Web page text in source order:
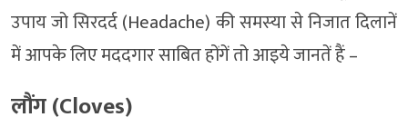
उपाय जो सिरदर्द (Headache) की समस्‍या से निजात दिलानें
में आपके लिए मददगार साबित होंगें तो आइये जानतें हैं –
लौंग (Cloves)